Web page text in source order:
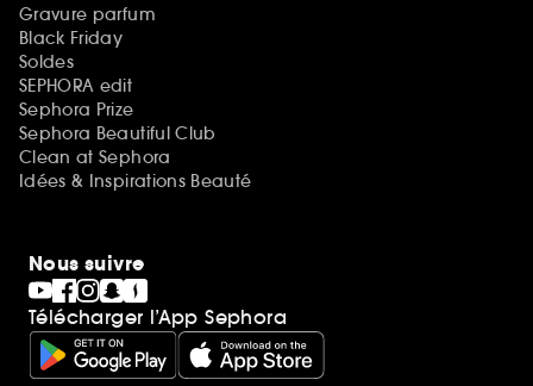
Gravure parfum
Black Friday
Soldes
SEPHORA edit
Sephora Prize
Sephora Beautiful Club
Clean at Sephora
Idées & Inspirations Beauté
Nous suivre
Télécharger l’App Sephora